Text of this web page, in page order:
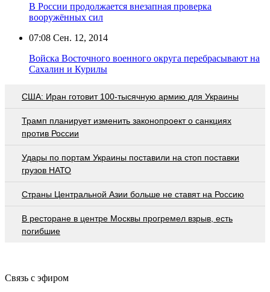
В России продолжается внезапная проверка
вооружённых сил
07:08 Сен. 12, 2014
Войска Восточного военного округа перебрасывают на
Сахалин и Курилы
США: Иран готовит 100-тысячную армию для Украины
Трамп планирует изменить законопроект о санкциях
против России
Удары по портам Украины поставили на стоп поставки
грузов НАТО
Страны Центральной Азии больше не ставят на Россию
В ресторане в центре Москвы прогремел взрыв, есть
погибшие
Связь с эфиром